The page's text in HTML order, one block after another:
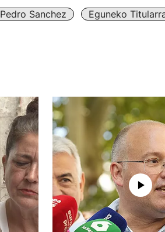
Pedro Sanchez
Eguneko